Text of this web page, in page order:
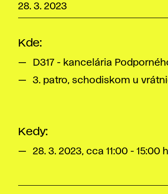
28. 3. 2023
Kde:
D317 - kancelária
3. patro, schodiskom u
Kedy:
28. 3. 2023, cca 11:00 - 15:00